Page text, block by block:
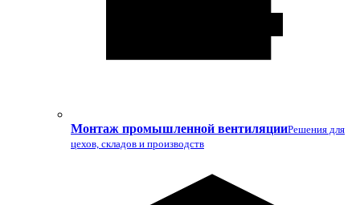
Монтаж промышленной вентиляцииРешения для
цехов, складов и производств